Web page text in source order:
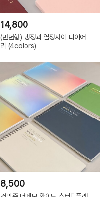
14,800
(만년형) 냉정과 열정사이 다이어
리 (4colors)
8,500